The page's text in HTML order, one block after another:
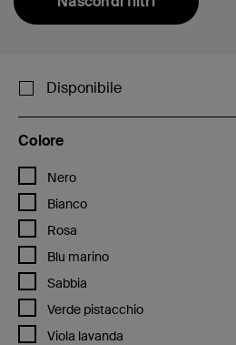
Disponibile
Colore
Nero
Filtra per Colore: Nero
Bianco
Filtra per Colore: Bianco
Rosa
Filtra per Colore: Rosa
Blu marino
Filtra per Colore: Blu marino
Sabbia
Filtra per Colore: Sabbia
Verde pistacchio
Filtra per Colore: Verde pistacchio
Viola lavanda
Filtra per Colore: Viola lavanda